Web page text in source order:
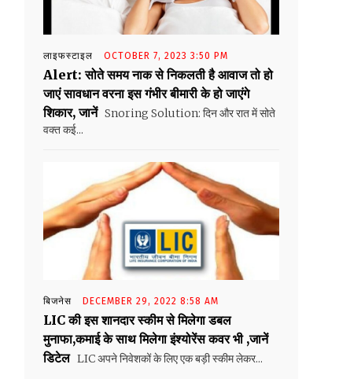
लाइफस्टाइल OCTOBER 7, 2023 3:50 PM
Alert: सोते समय नाक से निकलती है आवाज तो हो
जाएं सावधान वरना इस गंभीर बीमारी के हो जाएंगे
शिकार, जानें Snoring Solution: दिन और रात में सोते
वक्त कई...
बिजनेस DECEMBER 29, 2022 8:58 AM
LIC की इस शानदार स्कीम से मिलेगा डबल
मुनाफा,कमाई के साथ मिलेगा इंश्योरेंस कवर भी ,जानें
डिटेल LIC अपने निवेशकों के लिए एक बड़ी स्कीम लेकर...